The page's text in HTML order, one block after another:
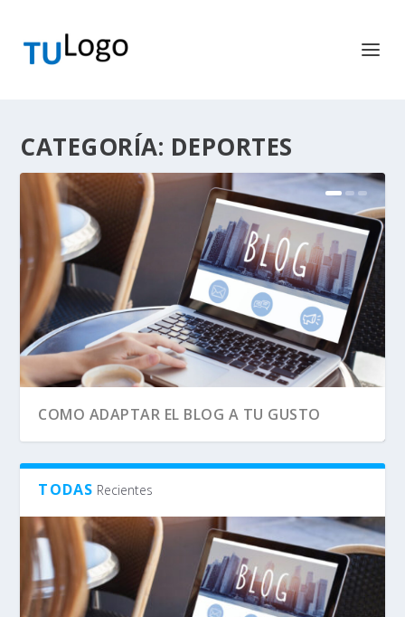
CATEGORÍA: DEPORTES
COMO ADAPTAR EL BLOG A TU GUSTO
TODAS Recientes